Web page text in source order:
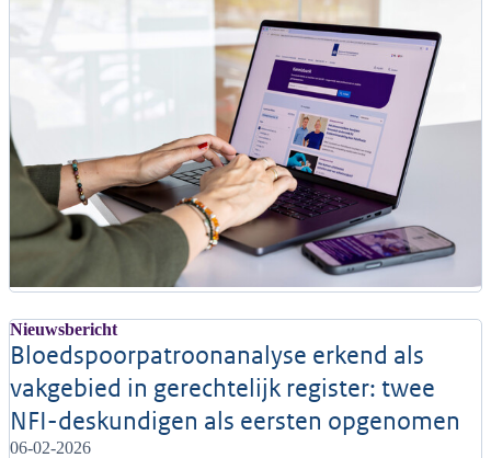
Nieuwsbericht
Bloedspoorpatroonanalyse erkend als
vakgebied in gerechtelijk register: twee
NFI-deskundigen als eersten opgenomen
06-02-2026